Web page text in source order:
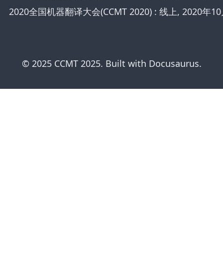
2020全国机器翻译大会(CCMT 2020) : 线上, 2020年
© 2025 CCMT 2025. Built with Docusaurus.